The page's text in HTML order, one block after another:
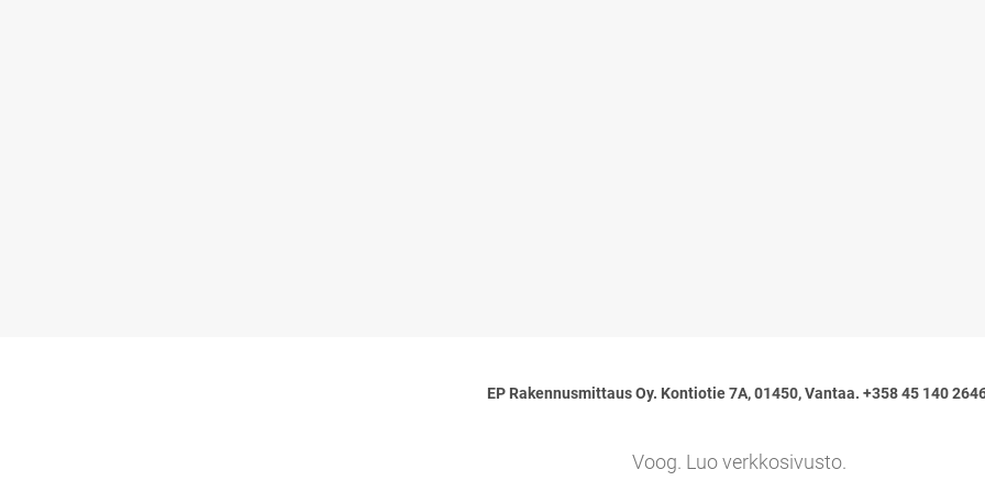
EP Rakennusmittaus Oy. Kontiotie 7A, 01450, Vantaa. +358 45 140
Voog. Luo verkkosivusto.